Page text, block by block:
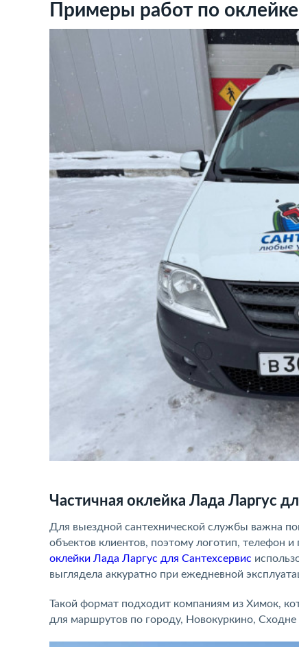
Примеры работ по
Частичная оклейка Лада Ларгус
Для выездной сантехнической службы важна
объектов клиентов, поэтому логотип, телефон
оклейки Лада Ларгус для Сантехсервис
выглядела аккуратно при ежедневной
Такой формат подходит компаниям из Химок,
для маршрутов по городу, Новокуркино,